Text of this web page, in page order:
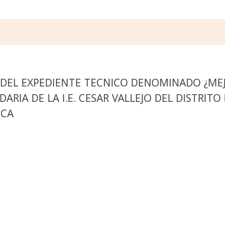
EXPEDIENTE TECNICO DENOMINADO
DE LA I.E. CESAR VALLEJO DEL